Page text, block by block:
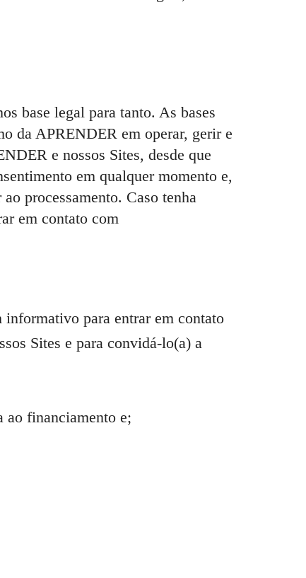
base legal para tanto. As bases
da APRENDER em operar, gerir e
e nossos Sites, desde que
em qualquer momento e,
processamento. Caso tenha
em contato com
para entrar em contato
Sites e para convidá-lo(a) a
ao financiamento e;